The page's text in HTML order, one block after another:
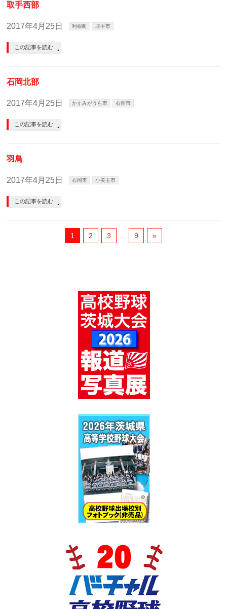
取手西部
2017年4月25日 利根町 取手市
この記事を読む
石岡北部
2017年4月25日 かすみがうら市 石岡市
この記事を読む
羽鳥
2017年4月25日 石岡市 小美玉市
この記事を読む
1 2 3 9 »